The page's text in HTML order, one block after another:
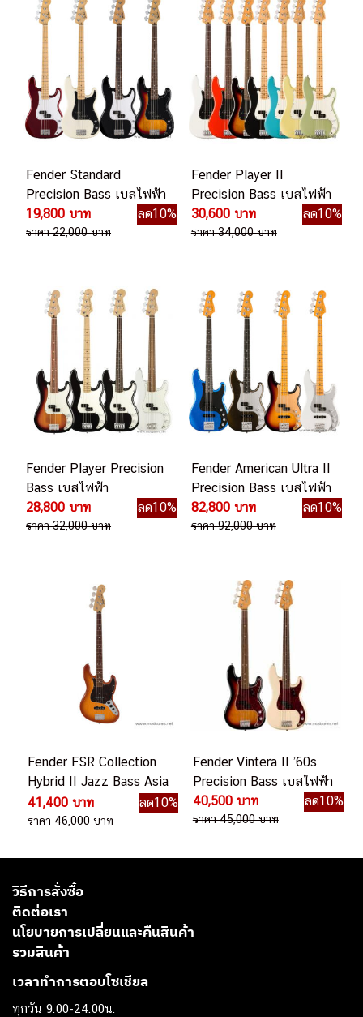
Fender Standard
Precision Bass เบสไฟฟ้า
19,800 บาท
ลด10%
ราคา 22,000 บาท
Fender Player II
Precision Bass เบสไฟฟ้า
30,600 บาท
ลด10%
ราคา 34,000 บาท
Fender Player Precision
Bass เบสไฟฟ้า
28,800 บาท
ลด10%
ราคา 32,000 บาท
Fender American Ultra II
Precision Bass เบสไฟฟ้า
82,800 บาท
ลด10%
ราคา 92,000 บาท
Fender FSR Collection
Hybrid II Jazz Bass Asia
2024 Limited Edition
41,400 บาท ลด10%
ราคา 46,000 บาท
Fender Vintera II ’60s
Precision Bass เบสไฟฟ้า
40,500 บาท
ลด10%
ราคา 45,000 บาท
วิธีการสั่งซื้อ
ติดต่อเรา
นโยบายการเปลี่ยนและคืนสินค้า
รวมสินค้า
เวลาทำการตอบโซเชียล
ทุกวัน 9.00-24.00น.